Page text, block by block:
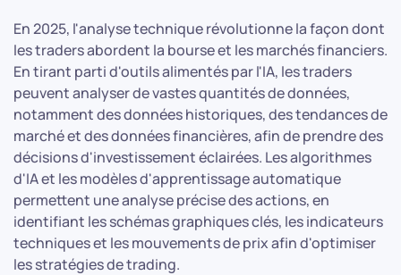
En 2025, l'analyse technique révolutionne la façon dont
les traders abordent la bourse et les marchés financiers.
En tirant parti d'outils alimentés par l'IA, les traders
peuvent analyser de vastes quantités de données,
notamment des données historiques, des tendances de
marché et des données financières, afin de prendre des
décisions d'investissement éclairées. Les algorithmes
d'IA et les modèles d'apprentissage automatique
permettent une analyse précise des actions, en
identifiant les schémas graphiques clés, les indicateurs
techniques et les mouvements de prix afin d'optimiser
les stratégies de trading.